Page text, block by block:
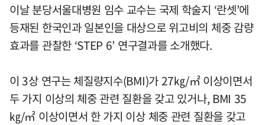
이날 분당서울대병원 임수 교수는 국제 학술지 ‘란셋’에
등재된 한국인과 일본인을 대상으로 위고비의 체중 감량
효과를 관찰한 ‘STEP 6’ 연구결과를 소개했다.
이 3상 연구는 체질량지수(BMI)가 27㎏/㎡ 이상이면서
두 가지 이상의 체중 관련 질환을 갖고 있거나, BMI 35
㎏/㎡ 이상이면서 한 가지 이상 체중 관련 질환을 갖고